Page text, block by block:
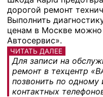
дорогой ремонт
Выполнить
ценам в Москве можно
Автосервис».
ЧИТАТЬ ДАЛЕЕ
Для записи на
ремонт в техцентр
позвонить по одному
контактных